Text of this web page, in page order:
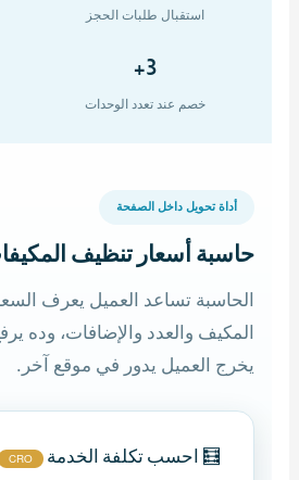
استقبال طلبات الحجز
3+
خصم عند تعدد الوحدات
أداة تحويل داخل الصفحة
حاسبة أسعار تنظيف
الحاسبة تساعد العميل يعرف
المكيف والعدد والإضافات، وده
يخرج العميل يدور في موقع آخر.
🧮 احسب تكلفة الخدمة CRO